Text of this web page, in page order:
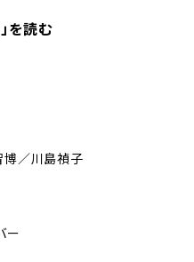
を読む
博／川島禎子
ー